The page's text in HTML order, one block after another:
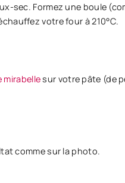
sec. Formez une boule
votre four à 210°C.
sur votre pâte (de
comme sur la photo.